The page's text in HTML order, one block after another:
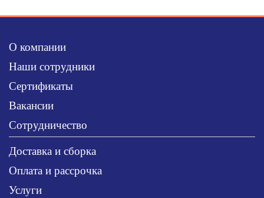
О компании
Наши сотрудники
Сертификаты
Вакансии
Сотрудничество
Доставка и сборка
Оплата и рассрочка
Услуги